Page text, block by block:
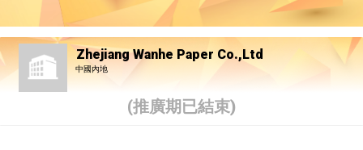
Zhejiang Wanhe Paper Co.,Ltd
中國內地
(推廣期已結束)